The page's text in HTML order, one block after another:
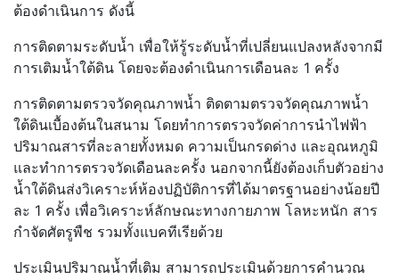
ต้องดำเนินการ ดังนี้
การติดตามระดับน้ำ เพื่อให้รู้ระดับน้ำที่เปลี่ยนแปลงหลังจากมี
การเติมน้ำใต้ดิน โดยจะต้องดำเนินการเดือนละ 1 ครั้ง
การติดตามตรวจวัดคุณภาพน้ำ ติดตามตรวจวัดคุณภาพน้ำ
ใต้ดินเบื้องต้นในสนาม โดยทำการตรวจวัดค่าการนำไฟฟ้า
ปริมาณสารที่ละลายทั้งหมด ความเป็นกรดด่าง และอุณหภูมิ
และทำการตรวจวัดเดือนละครั้ง นอกจากนี้ยังต้องเก็บตัวอย่าง
น้ำใต้ดินส่งวิเคราะห์ห้องปฏิบัติการที่ได้มาตรฐานอย่างน้อยปี
ละ 1 ครั้ง เพื่อวิเคราะห์ลักษณะทางกายภาพ โลหะหนัก สาร
กำจัดศัตรูพืช รวมทั้งแบคทีเรียด้วย
ประเมินปริมาณน้ำที่เติม สามารถประเมินด้วยการคำนวณ